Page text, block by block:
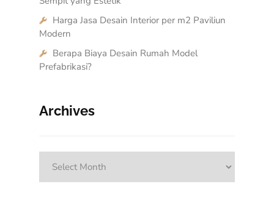
Harga Jasa Desain Interior per m2 Paviliun
Modern
Berapa Biaya Desain Rumah Model
Prefabrikasi?
Archives